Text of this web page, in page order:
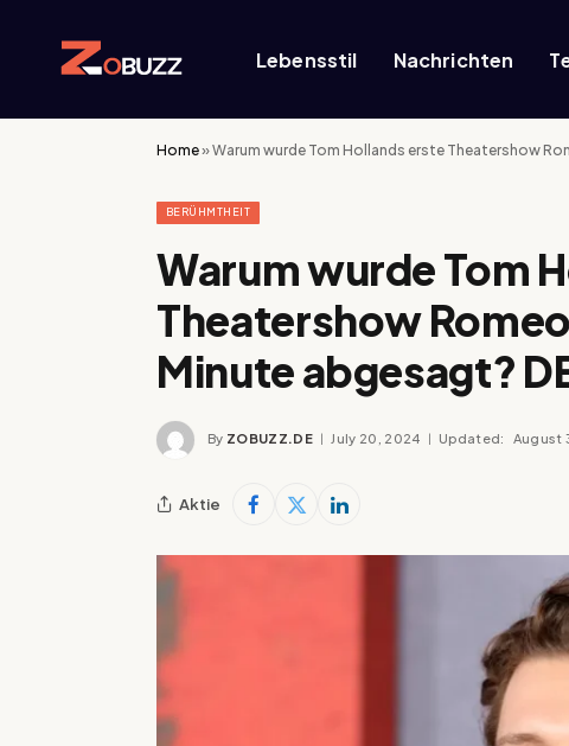
Lebensstil Nachrichten
Home»Warum wurde Tom Hollands erste Theatershow
BERÜHMTHEIT
Warum wurde Tom
Theatershow
Minute abgesagt?
By ZOBUZZ.DE July 20, 2024 Updated: August
Aktie